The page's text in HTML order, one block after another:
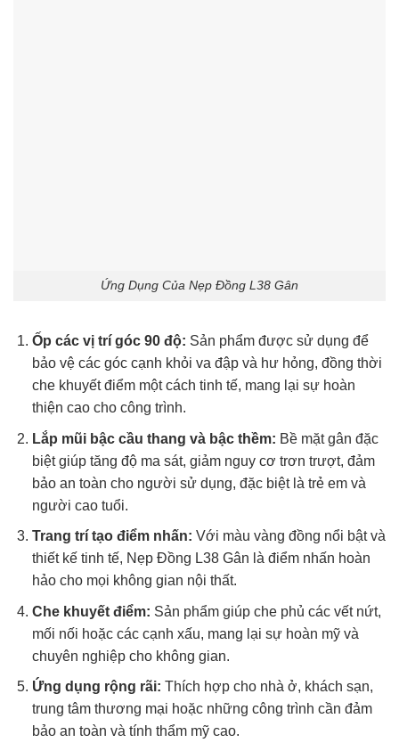
Ứng Dụng Của Nẹp Đồng L38 Gân
Ốp các vị trí góc 90 độ: Sản phẩm được sử dụng để
bảo vệ các góc cạnh khỏi va đập và hư hỏng, đồng thời
che khuyết điểm một cách tinh tế, mang lại sự hoàn
thiện cao cho công trình.
Lắp mũi bậc cầu thang và bậc thềm: Bề mặt gân đặc
biệt giúp tăng độ ma sát, giảm nguy cơ trơn trượt, đảm
bảo an toàn cho người sử dụng, đặc biệt là trẻ em và
người cao tuổi.
Trang trí tạo điểm nhấn: Với màu vàng đồng nổi bật và
thiết kế tinh tế, Nẹp Đồng L38 Gân là điểm nhấn hoàn
hảo cho mọi không gian nội thất.
Che khuyết điểm: Sản phẩm giúp che phủ các vết nứt,
mối nối hoặc các cạnh xấu, mang lại sự hoàn mỹ và
chuyên nghiệp cho không gian.
Ứng dụng rộng rãi: Thích hợp cho nhà ở, khách sạn,
trung tâm thương mại hoặc những công trình cần đảm
bảo an toàn và tính thẩm mỹ cao.